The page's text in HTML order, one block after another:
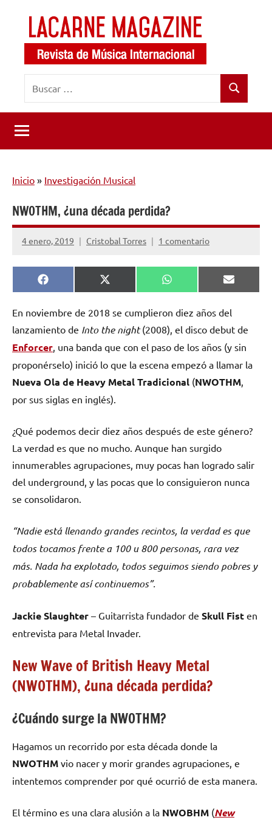
contenido
LaCarne
Magazine
de
música
internacional
Buscar
Inicio » Investigación Musical
NWOTHM, ¿una década perdida?
4 enero, 2019 Cristobal Torres 1 comentario
Compartir
en
Facebook
Compartir
en
X
(Twitter)
Compartir
en
WhatsApp
en
Email
En noviembre de 2018 se cumplieron diez años del
lanzamiento de Into the night(2008), el disco debut de
Enforcer , una banda que con el paso de los años (y sin
proponérselo) inició lo que la escena empezó a llamar la
Nueva Ola de Heavy Metal Tradicional (NWOTHM
por sus siglas en inglés).
¿Qué podemos decir diez años después de este género?
La verdad es que no mucho. Aunque han surgido
innumerables agrupaciones, muy pocas han logrado salir
del underground, y las pocas que lo consiguieron nunca
se consolidaron.
“Nadie está llenando grandes recintos, la verdad es que
todos tocamos frente a 100 u 800 personas, rara vez
más. Nada ha explotado, todos seguimos siendo pobres y
probablemente así continuemos”.
Jackie Slaughter – Guitarrista fundador de Skull Fist en
entrevista para Metal Invader.
New Wave of British Heavy Metal
(NWOTHM), ¿una década perdida?
¿Cuándo surge la NWOTHM?
Hagamos un recorrido por esta década donde la
NWOTHM vio nacer y morir grandes agrupaciones, e
intentemos comprender por qué ocurrió de esta manera.
El término es una clara alusión a la NWOBHM (New